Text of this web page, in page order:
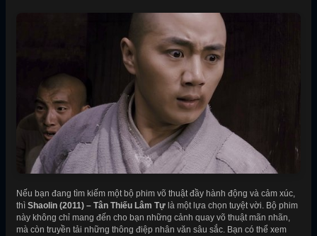
Nếu bạn đang tìm kiếm một bộ phim võ thuật đầy hành động và cảm xúc,
thì Shaolin (2011) – Tân Thiếu Lâm Tự là một lựa chọn tuyệt vời. Bộ phim
này không chỉ mang đến cho bạn những cảnh quay võ thuật mãn nhãn,
mà còn truyền tải những thông điệp nhân văn sâu sắc. Bạn có thể xem